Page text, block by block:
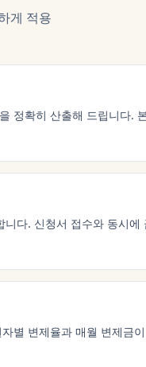
게 적용
정확히 산출해 드립니다.
니다. 신청서 접수와 동시
별 변제율과 매월 변제금